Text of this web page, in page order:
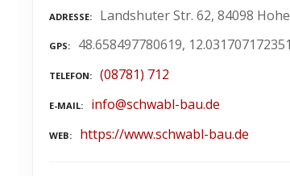
ADRESSE Landshuter Str. 62, 84098
GPS 48.658497780619, 12.031707172351
TELEFON (08781) 712
E-MAIL info@schwabl-bau.de
WEB https://www.schwabl-bau.de